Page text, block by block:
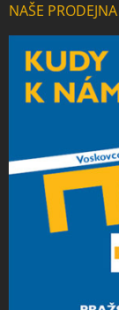
NAŠE PRODEJNA